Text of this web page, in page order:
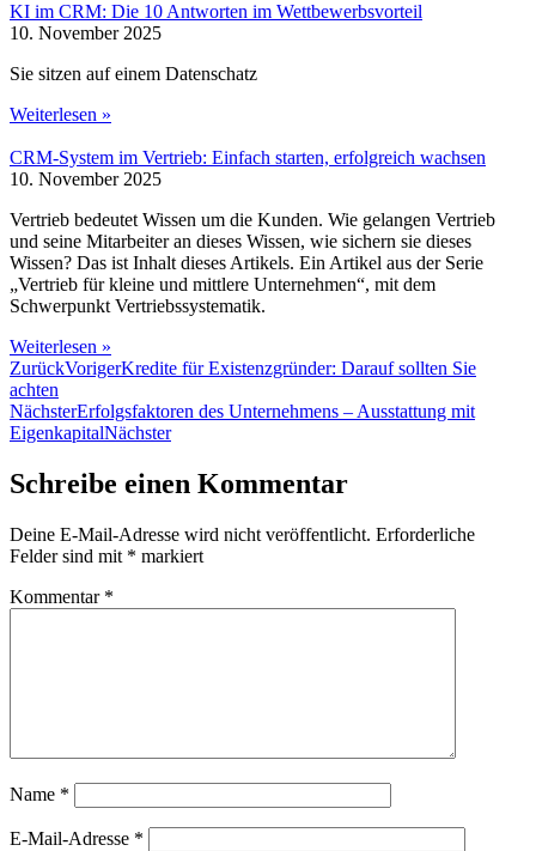
KI im CRM: Die 10 Antworten im Wettbewerbsvorteil
10. November 2025
Sie sitzen auf einem Datenschatz
Weiterlesen »
CRM-System im Vertrieb: Einfach starten, erfolgreich wachsen
10. November 2025
Vertrieb bedeutet Wissen um die Kunden. Wie gelangen Vertrieb
und seine Mitarbeiter an dieses Wissen, wie sichern sie dieses
Wissen? Das ist Inhalt dieses Artikels. Ein Artikel aus der Serie
„Vertrieb für kleine und mittlere Unternehmen“, mit dem
Schwerpunkt Vertriebssystematik.
Weiterlesen »
ZurückVorigerKredite für Existenzgründer: Darauf sollten Sie
achten
NächsterErfolgsfaktoren des Unternehmens – Ausstattung mit
EigenkapitalNächster
Schreibe einen Kommentar
Deine E-Mail-Adresse wird nicht veröffentlicht. Erforderliche
Felder sind mit * markiert
Kommentar *
Name *
E-Mail-Adresse *